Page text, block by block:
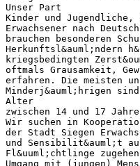
Unser Part
Kinder und Jugendliche,
Erwachsener nach
brauchen besonderen
Herkunftsl&auml;ndern
kriegsbedingten
oftmals Grausamkeit,
erfahren. Die meisten
Minderj&auml;hrigen
Alter
zwischen 14 und 17
Wir suchen in
der Stadt Siegen
und Sensibilit&auml;t
Fl&uuml;chtlinge
Umgang mit (jungen)